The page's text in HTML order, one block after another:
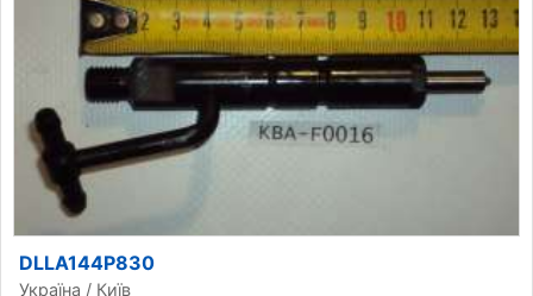
DLLA144P830
Україна / Київ